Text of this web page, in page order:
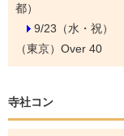
都）
9/23（水・祝）
（東京）Over 40
寺社コン